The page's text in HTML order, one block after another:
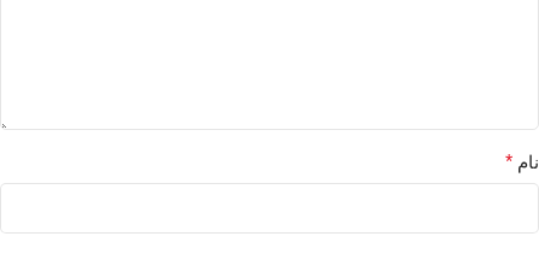
نام *